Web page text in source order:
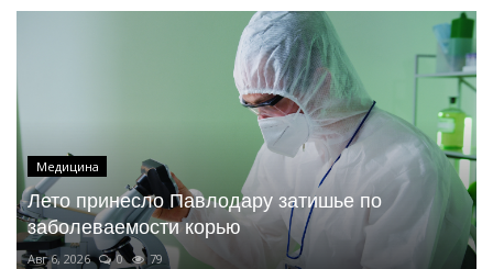
Медицина
Лето принесло Павлодару затишье по
заболеваемости корью
Авг 6, 2026 0 79